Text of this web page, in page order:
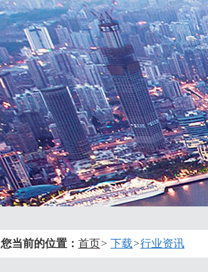
您当前的位置： 首页> 下载>行业资讯